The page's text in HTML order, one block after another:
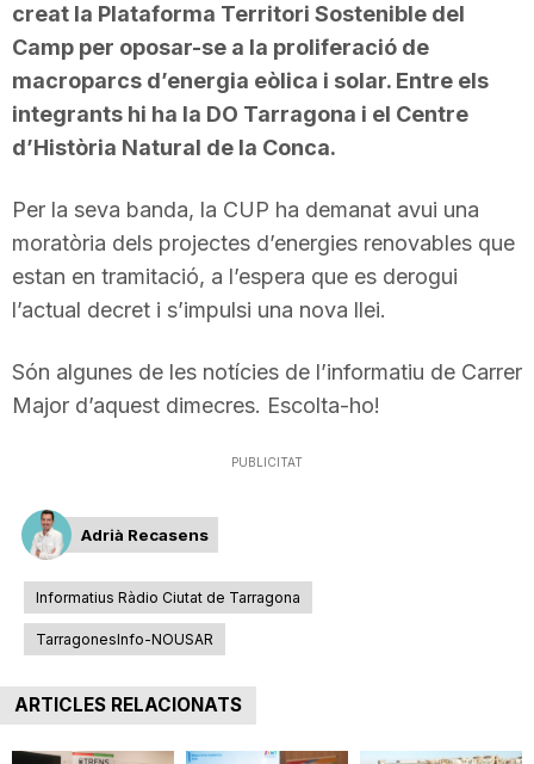
creat la Plataforma Territori Sostenible del
Camp per oposar-se a la proliferació de
macroparcs d’energia eòlica i solar. Entre els
integrants hi ha la DO Tarragona i el Centre
d’Història Natural de la Conca.
Per la seva banda, la CUP ha demanat avui una
moratòria dels projectes d’energies renovables que
estan en tramitació, a l’espera que es derogui
l’actual decret i s’impulsi una nova llei.
Són algunes de les notícies de l’informatiu de Carrer
Major d’aquest dimecres. Escolta-ho!
PUBLICITAT
Adrià Recasens
Informatius Ràdio Ciutat de Tarragona
TarragonesInfo-NOUSAR
ARTICLES RELACIONATS